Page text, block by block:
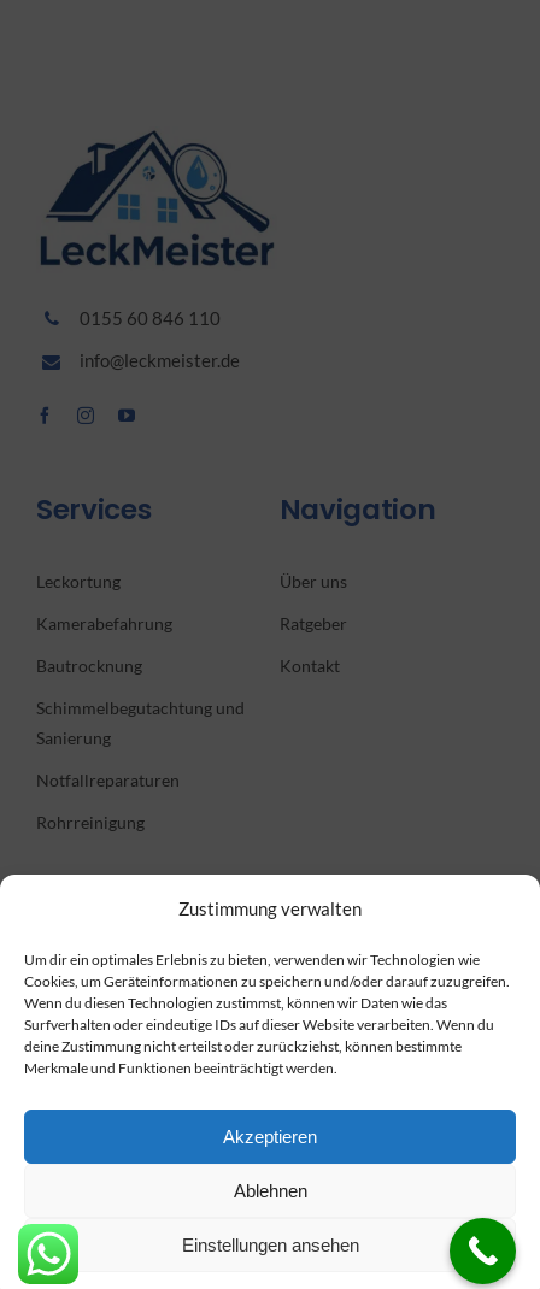
Zustimmung verwalten
Um dir ein optimales Erlebnis zu bieten, verwenden wir Technologien wie
Cookies, um Geräteinformationen zu speichern und/oder darauf zuzugreifen.
Wenn du diesen Technologien zustimmst, können wir Daten wie das
Surfverhalten oder eindeutige IDs auf dieser Website verarbeiten. Wenn du
deine Zustimmung nicht erteilst oder zurückziehst, können bestimmte
Merkmale und Funktionen beeinträchtigt werden.
Akzeptieren
Ablehnen
Einstellungen ansehen
0155 60 846 110
info@leckmeister.de
Services
Leckortung
Kamerabefahrung
Bautrocknung
Schimmelbegutachtung und
Sanierung
Notfallreparaturen
Rohrreinigung
Navigation
Über uns
Ratgeber
Kontakt
Informationen
FAQ
Preise
Impressum
Cookie-Richtlinie